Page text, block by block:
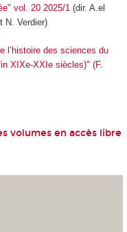
vol. 20 2025/1(dir. A.el
N. Verdier)
l’histoire des sciences du
XIXe-XXIe siècles)" (F.
volumes en accès libre